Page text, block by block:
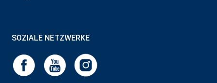
SOZIALE NETZWERKE